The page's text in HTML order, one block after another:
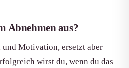
Abnehmen aus?
Motivation, ersetzt aber
wirst du, wenn du das